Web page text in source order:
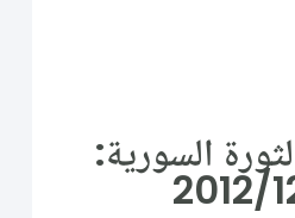
السورية:
2012/